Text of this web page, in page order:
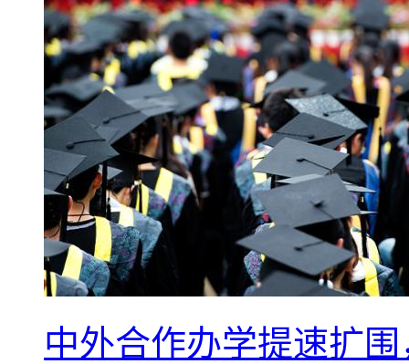
中外合作办学提速扩